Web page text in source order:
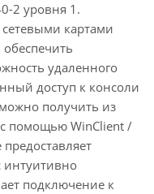
2 уровня 1.
картами
обеспечить
удаленного
доступ к консоли
получить из
помощью WinClient /
интуитивно
подключение к